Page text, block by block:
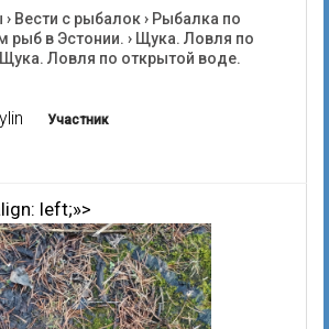
› Вести с рыбалок› Рыбалка по
рыб в Эстонии. › Щука. Ловля по
Щука. Ловля по открытой воде.
Участник
left;»>